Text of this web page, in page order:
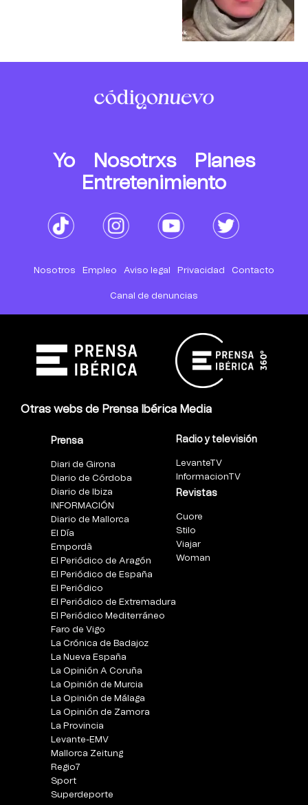
Yo Nosotrxs
Planes
Entretenimiento
Nosotros Empleo Aviso legal Privacidad Contacto
Canal de denuncias
Otras webs de Prensa Ibérica Media
Prensa
Diari de Girona
Diario de Córdoba
Diario de Ibiza
INFORMACIÓN
Diario de Mallorca
El Día
Empordà
El Periódico de Aragón
El Periódico de España
El Periódico
El Periódico de Extremadura
El Periódico Mediterráneo
Faro de Vigo
La Crónica de Badajoz
La Nueva España
La Opinión A Coruña
La Opinión de Murcia
La Opinión de Málaga
La Opinión de Zamora
La Provincia
Levante-EMV
Mallorca Zeitung
Regio7
Sport
Superdeporte
Radio y televisión
LevanteTV
InformacionTV
Revistas
Cuore
Stilo
Viajar
Woman